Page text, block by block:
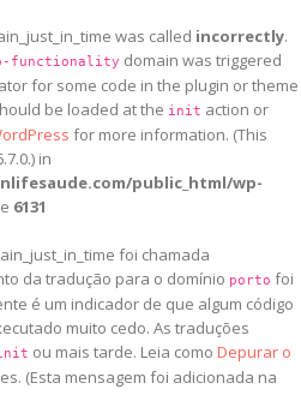
was called incorrectly.
functionality domain was triggered
for some code in the plugin or theme
be loaded at the init action or
for more information. (This
in
public_html/wp-
6131
foi chamada
da tradução para o domínio porto foi
é um indicador de que algum código
muito cedo. As traduções
ou mais tarde. Leia como Depurar o
(Esta mensagem foi adicionada na